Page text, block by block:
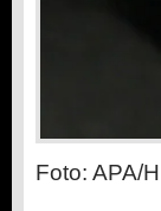
Foto: APA/